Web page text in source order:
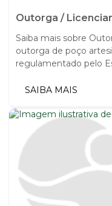
Outorga /
Saiba mais sobre
outorga de poço
regulamentado pelo
SAIBA MAIS